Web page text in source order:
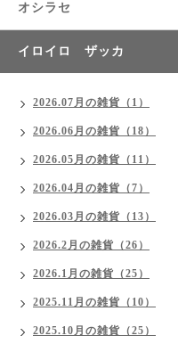
オシラセ
イロイロ ザッカ
2026.07月の雑貨（1）
2026.06月の雑貨（18）
2026.05月の雑貨（11）
2026.04月の雑貨（7）
2026.03月の雑貨（13）
2026.2月の雑貨（26）
2026.1月の雑貨（25）
2025.11月の雑貨（10）
2025.10月の雑貨（25）